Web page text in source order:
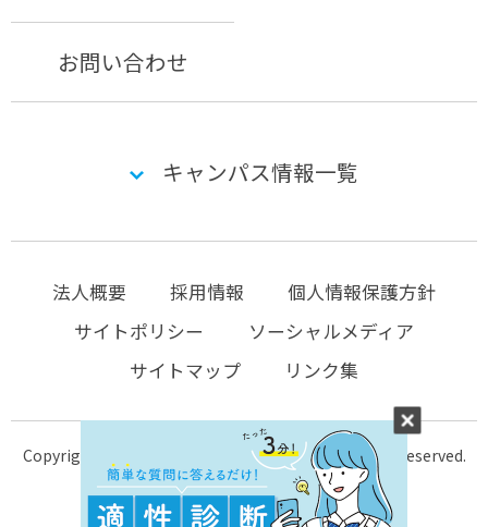
お問い合わせ
キャンパス情報一覧
法人概要 採用情報
個人情報保護方針
サイトポリシー
ソーシャルメディア
サイトマップ
リンク集
Copyright © 2004-2026 KTC-school.com All Rights Reserved.